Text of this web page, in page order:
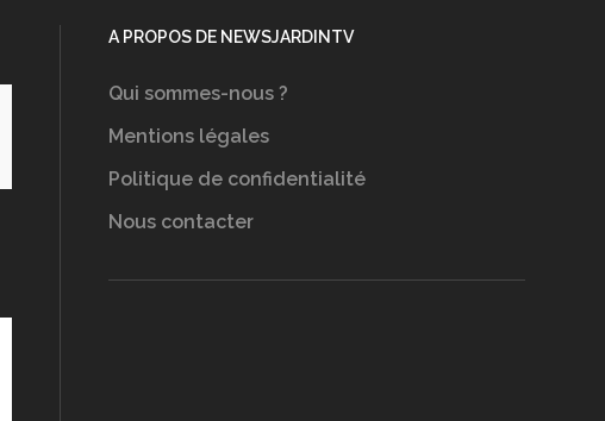
A PROPOS DE NEWSJARDINTV
Qui sommes-nous ?
Mentions légales
Politique de confidentialité
Nous contacter